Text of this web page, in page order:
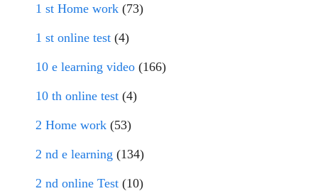
1 st Home work (73)
1 st online test (4)
10 e learning video (166)
10 th online test (4)
2 Home work (53)
2 nd e learning (134)
2 nd online Test (10)